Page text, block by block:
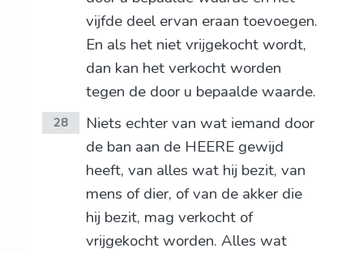
vijfde deel ervan eraan toevoegen.
En als het niet vrijgekocht wordt,
dan kan het verkocht worden
tegen de door u bepaalde waarde.
28
Niets echter van wat iemand door
de ban aan de HEERE gewijd
heeft, van alles wat hij bezit, van
mens of dier, of van de akker die
hij bezit, mag verkocht of
vrijgekocht worden. Alles wat